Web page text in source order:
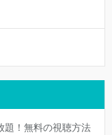
題！無料の視聴方法